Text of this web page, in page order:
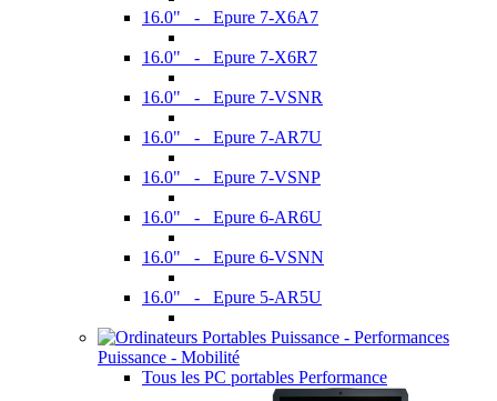
16.0" - Epure 7-X6A7
16.0" - Epure 7-X6R7
16.0" - Epure 7-VSNR
16.0" - Epure 7-AR7U
16.0" - Epure 7-VSNP
16.0" - Epure 6-AR6U
16.0" - Epure 6-VSNN
16.0" - Epure 5-AR5U
Puissance - Mobilité
Tous les PC portables Performance